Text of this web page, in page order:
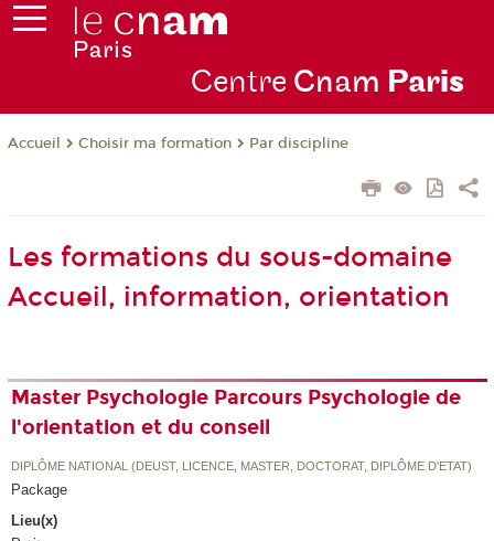
Centre Cnam Paris
Accueil Choisir ma formation Par discipline
Les formations du sous-domaine
Accueil, information, orientation
Master Psychologie Parcours Psychologie de
l'orientation et du conseil
DIPLÔME NATIONAL (DEUST, LICENCE, MASTER, DOCTORAT, DIPLÔME D'ETAT)
Package
Lieu(x)